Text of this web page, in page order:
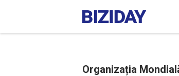
Organizația